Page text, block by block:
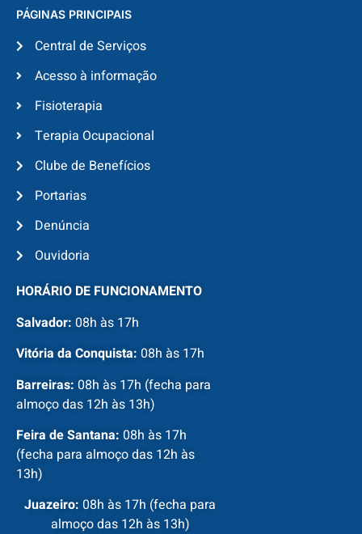
PÁGINAS PRINCIPAIS
Central de Serviços
Acesso à informação
Fisioterapia
Terapia Ocupacional
Clube de Benefícios
Portarias
Denúncia
Ouvidoria
HORÁRIO DE FUNCIONAMENTO
Salvador: 08h às 17h
Vitória da Conquista: 08h às 17h
Barreiras: 08h às 17h (fecha para
almoço das 12h às 13h)
Feira de Santana: 08h às 17h
(fecha para almoço das 12h às
13h)
Juazeiro: 08h às 17h (fecha para
almoço das 12h às 13h)